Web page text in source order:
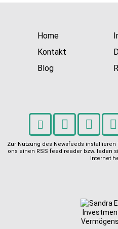
Home
Kontakt
Blog
Zur Nutzung des Newsfeeds
ons einen RSS feed reader bzw. laden
Internet